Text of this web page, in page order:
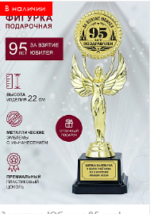
В наличии